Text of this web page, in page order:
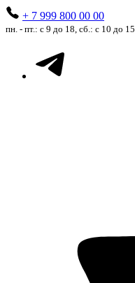
+ 7 999 800 00 00
пн. - пт.: с 9 до 18, сб.: с 10 до 15